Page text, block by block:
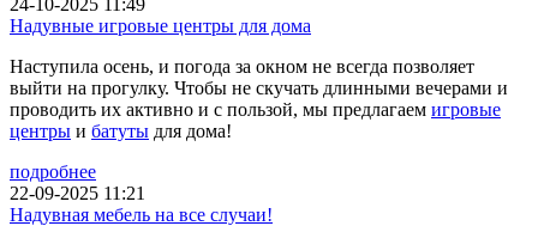
Надувные игровые центры для дома
Наступила осень, и погода за окном не всегда позволяет
выйти на прогулку. Чтобы не скучать длинными вечерами и
проводить их активно и с пользой, мы предлагаем игровые
центры и батуты для дома!
подробнее
22-09-2025 11:21
Надувная мебель на все случаи!